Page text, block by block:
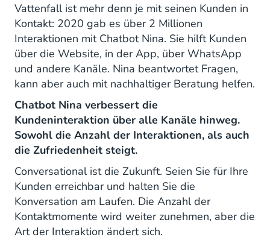
Vattenfall ist mehr denn je mit seinen Kunden in
Kontakt: 2020 gab es über 2 Millionen
Interaktionen mit Chatbot Nina. Sie hilft Kunden
über die Website, in der App, über WhatsApp
und andere Kanäle. Nina beantwortet Fragen,
kann aber auch mit nachhaltiger Beratung helfen.
Chatbot Nina verbessert die
Kundeninteraktion über alle Kanäle hinweg.
Sowohl die Anzahl der Interaktionen, als auch
die Zufriedenheit steigt.
Conversational ist die Zukunft. Seien Sie für Ihre
Kunden erreichbar und halten Sie die
Konversation am Laufen. Die Anzahl der
Kontaktmomente wird weiter zunehmen, aber die
Art der Interaktion ändert sich.